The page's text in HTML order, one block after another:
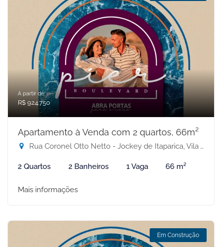
A partir de:
R$ 924.750
Apartamento à Venda com 2 quartos, 66m²
Rua Coronel Otto Netto - Jockey de Itaparica, Vila Velha-ES
2 Quartos 2 Banheiros 1 Vaga 66 m²
Mais informações
Em Construção